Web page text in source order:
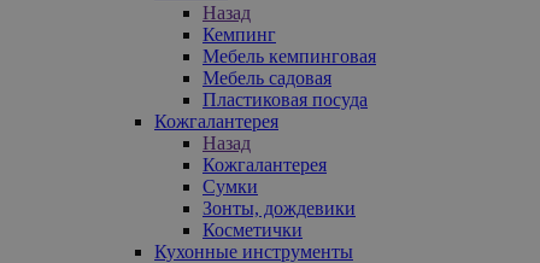
Назад
Кемпинг
Мебель кемпинговая
Мебель садовая
Пластиковая посуда
Кожгалантерея
Назад
Кожгалантерея
Сумки
Зонты, дождевики
Косметички
Кухонные инструменты